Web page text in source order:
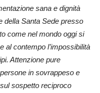
sana e dignità
della Santa Sede presso
come nel mondo oggi si
al contempo l’impossibilità
Attenzione pure
in sovrappeso e
sospetto reciproco